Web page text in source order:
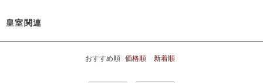
皇室関連
おすすめ順 価格順 新着順